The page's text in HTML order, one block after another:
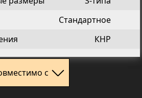
Стандартное
КНР
с